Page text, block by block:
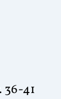
41